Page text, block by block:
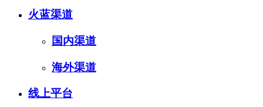
火蓝渠道
国内渠道
海外渠道
线上平台